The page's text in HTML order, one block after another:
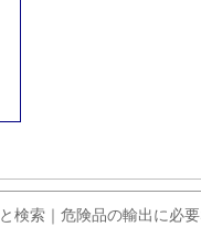
索｜危険品の輸出に必